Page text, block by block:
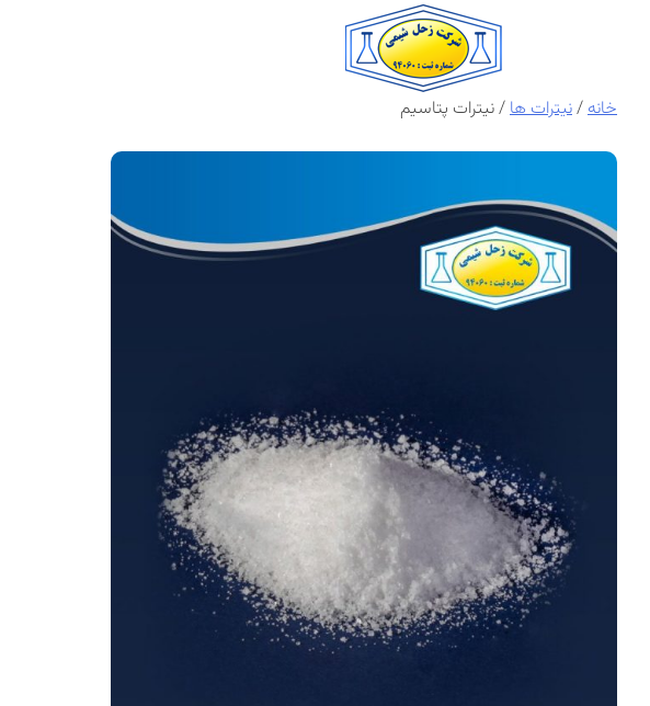
خانه/نیترات ها/ نیترات پتاسیم